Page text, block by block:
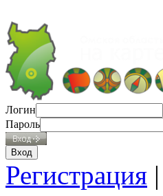
Логин
Пароль
Регистрация |